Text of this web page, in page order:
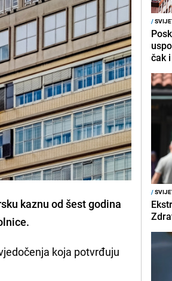
kaznu od šest godina
koja potvrđuju
/
čak
/